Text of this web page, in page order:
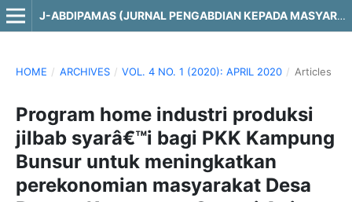
J-ABDIPAMAS (JURNAL PENGABDIAN KEPADA MASYARAKAT)
HOME / ARCHIVES / VOL. 4 NO. 1 (2020): APRIL 2020 / Articles
Program home industri produksi
jilbab syarâ€™i bagi PKK Kampung
Bunsur untuk meningkatkan
perekonomian masyarakat Desa